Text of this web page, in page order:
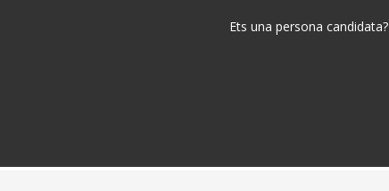
Ets una persona candidata?